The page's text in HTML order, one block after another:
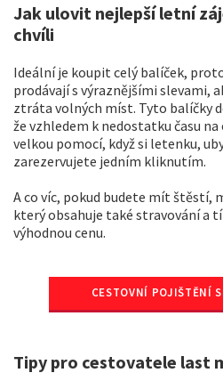
Jak ulovit nejlepší letní
chvíli
Ideální je koupit celý balíček,
prodávají s výraznějšími slevami,
ztráta volných míst. Tyto balíčky
že vzhledem k nedostatku času
velkou pomocí, když si letenku,
zarezervujete jedním kliknutím.
A co víc, pokud budete mít štěstí,
který obsahuje také stravování a
výhodnou cenu.
CESTOVNÍ POJIŠTĚNÍ
Tipy pro cestovatele last